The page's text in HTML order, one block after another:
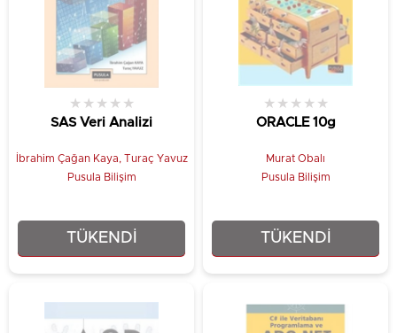
TÜKENDI
SAS Veri Analizi
★ ★ ★ ★ ★
İbrahim Çağan Kaya, Turaç Yavuz
Pusula Bilişim
₺50,00 TÜKENDI
ORACLE 10g
★ ★ ★ ★ ★
Murat Obalı
Pusula Bilişim
₺22,00